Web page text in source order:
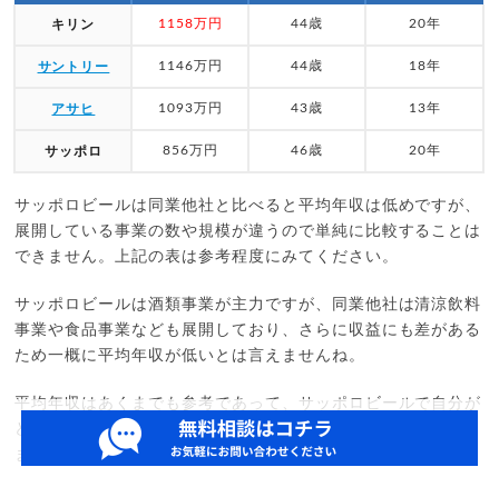
キリン 1158万円 44歳 20年
サントリー 1146万円 44歳 18年
アサヒ 1093万円 43歳 13年
サッポロ 856万円 46歳 20年
サッポロビールは同業他社と比べると平均年収は低めですが、
展開している事業の数や規模が違うので単純に比較することは
できません。上記の表は参考程度にみてください。
サッポロビールは酒類事業が主力ですが、同業他社は清涼飲料
事業や食品事業なども展開しており、さらに収益にも差がある
ため一概に平均年収が低いとは言えませんね。
平均年収はあくまでも参考であって、サッポロビールで自分が
どのような仕事をしたいのかを重視したほうが良い転職ができ
ます。